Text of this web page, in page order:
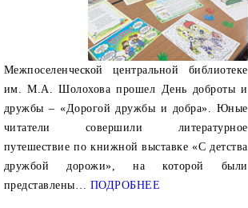
Межпоселенческой центральной библиотеке
им. М.А. Шолохова прошел День доброты и
дружбы – «Дорогой дружбы и добра». Юные
читатели совершили литературное
путешествие по книжной выставке «С детства
дружбой дорожи», на которой были
представлены… ПОДРОБНЕЕ